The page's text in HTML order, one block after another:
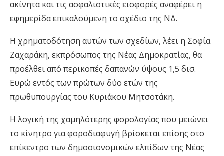
ακίνητα και τις ασφαλιστικές εισφορές αναφέρει η
εφημερίδα επικαλούμενη το σχέδιο της ΝΔ.
Η χρηματοδότηση αυτών των σχεδίων, λέει η Σοφία
Ζαχαράκη, εκπρόσωπος της Νέας Δημοκρατίας, θα
προέλθει από περικοπές δαπανών ύψους 1,5 δισ.
Ευρώ εντός των πρώτων δύο ετών της
πρωθυπουργίας του Κυριάκου Μητσοτάκη.
Η λογική της χαμηλότερης φορολογίας που μειώνει
το κίνητρο για φοροδιαφυγή βρίσκεται επίσης στο
επίκεντρο των δημοσιονομικών ελπίδων της Νέας